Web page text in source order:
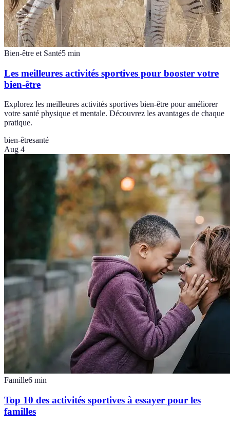
Bien-être et Santé5 min
Les meilleures activités sportives pour booster votre
bien-être
Explorez les meilleures activités sportives bien-être pour améliorer
votre santé physique et mentale. Découvrez les avantages de chaque
pratique.
bien-êtresanté
Aug 4
Famille6 min
Top 10 des activités sportives à essayer pour les
familles